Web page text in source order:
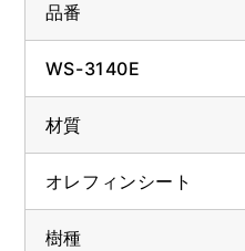
品番
WS-3140E
材質
オレフィンシート
樹種